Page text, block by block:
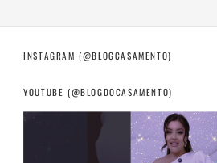
INSTAGRAM (@BLOGCASAMENTO)
YOUTUBE (@BLOGDOCASAMENTO)